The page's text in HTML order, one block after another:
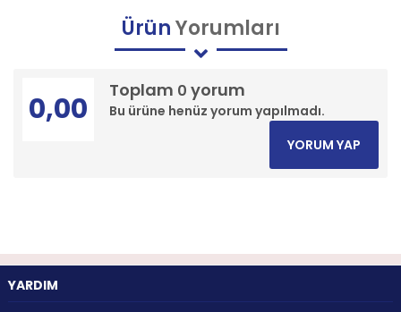
ÜrünYorumları
Toplam 0 yorum
Bu ürüne henüz yorum yapılmadı.
0,00
YORUM YAP
YARDIM